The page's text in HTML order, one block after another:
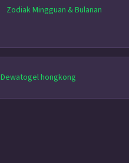
Zodiak Mingguan & Bulanan
Dewatogel hongkong